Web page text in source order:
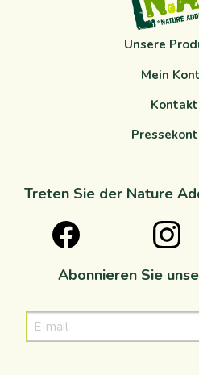
Unsere
Mein
Kontakt
Treten Sie der Nature
Abonnieren Sie
mail